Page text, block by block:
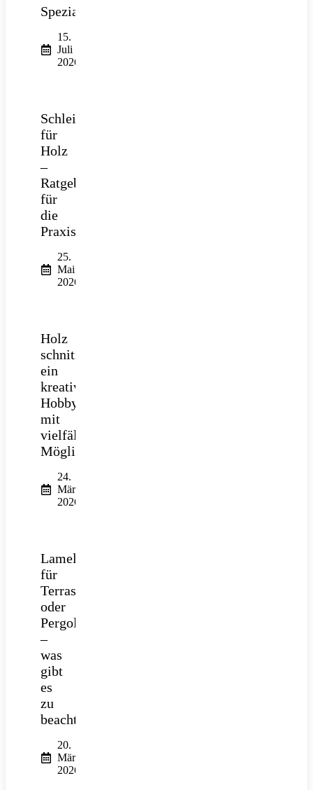
Spezialtiefbau
15.
Juli
2026
Schleifpapier
für
Holz
–
Ratgeber
für
die
Praxis
25.
Mai
2026
Holz
schnitzen:
ein
kreatives
Hobby
mit
vielfältigen
Möglichkeiten
24.
März
2026
Lamellendach
für
Terrasse
oder
Pergola
–
was
gibt
es
zu
beachten?
20.
März
2026